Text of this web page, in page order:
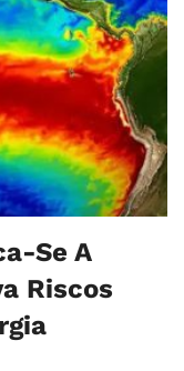
Se A
Riscos